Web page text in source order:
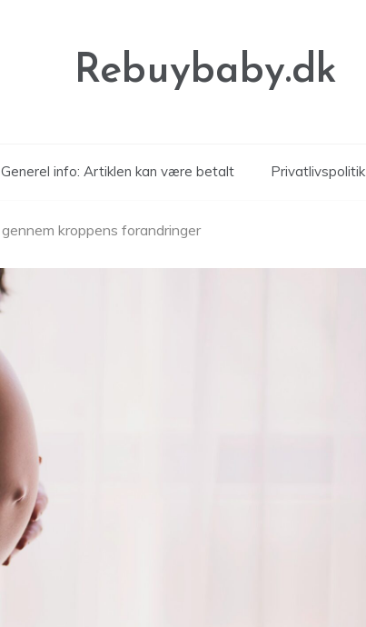
Rebuybaby.dk
Generel info: Artiklen kan være betalt Privatlivspolitik
kroppens forandringer